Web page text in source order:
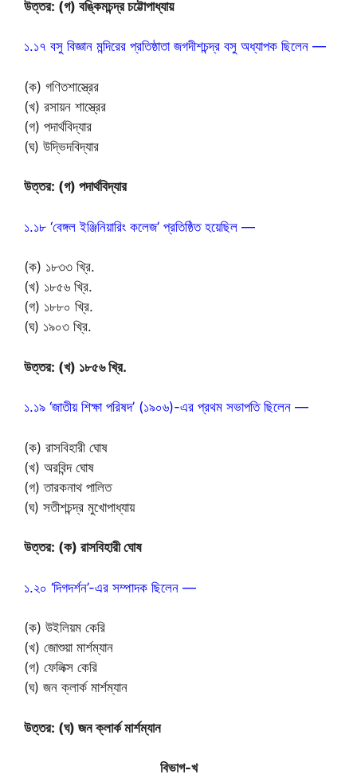
উত্তর: (গ) বঙ্কিমচন্দ্র চট্টোপাধ্যায়
১.১৭ বসু বিজ্ঞান মন্দিরের প্রতিষ্ঠাতা জগদীশচন্দ্র বসু অধ্যাপক ছিলেন —
(ক) গণিতশাস্ত্রের
(খ) রসায়ন শাস্ত্রের
(গ) পদার্থবিদ্যার
(ঘ) উদ্ভিদবিদ্যার
উত্তর: (গ) পদার্থবিদ্যার
১.১৮ ‘বেঙ্গল ইঞ্জিনিয়ারিং কলেজ’ প্রতিষ্ঠিত হয়েছিল —
(ক) ১৮৩৩ খ্রি.
(খ) ১৮৫৬ খ্রি.
(গ) ১৮৮০ খ্রি.
(ঘ) ১৯০৩ খ্রি.
উত্তর: (খ) ১৮৫৬ খ্রি.
১.১৯ ‘জাতীয় শিক্ষা পরিষদ’ (১৯০৬)-এর প্রথম সভাপতি ছিলেন —
(ক) রাসবিহারী ঘোষ
(খ) অরবিন্দ ঘোষ
(গ) তারকনাথ পালিত
(ঘ) সতীশচন্দ্র মুখোপাধ্যায়
উত্তর: (ক) রাসবিহারী ঘোষ
১.২০ ‘দিগদর্শন’-এর সম্পাদক ছিলেন —
(ক) উইলিয়ম কেরি
(খ) জোশুয়া মার্শম্যান
(গ) ফেলিক্স কেরি
(ঘ) জন ক্লার্ক মার্শম্যান
উত্তর: (ঘ) জন ক্লার্ক মার্শম্যান
বিভাগ-খ